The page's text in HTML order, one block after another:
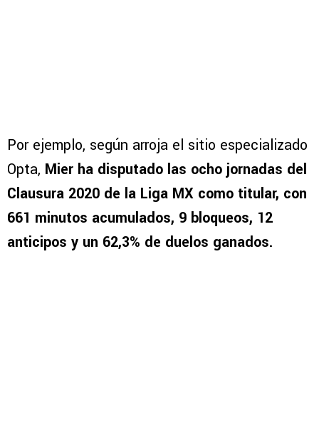
Por ejemplo, según arroja el sitio especializado
Opta, Mier ha disputado las ocho jornadas del
Clausura 2020 de la Liga MX como titular, con
661 minutos acumulados, 9 bloqueos, 12
anticipos y un 62,3% de duelos ganados.